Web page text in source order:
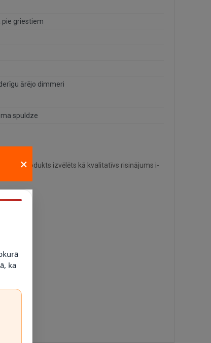
pie griestiem
ārējo dimmeri
spuldze
Produkts izvēlēts kā kvalitatīvs risinājums i-
×
ka